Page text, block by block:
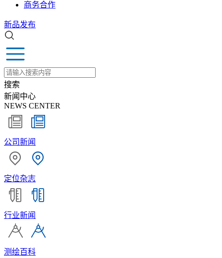
商务合作
新品发布
搜索
新闻中心
NEWS CENTER
公司新闻
定位杂志
行业新闻
测绘百科